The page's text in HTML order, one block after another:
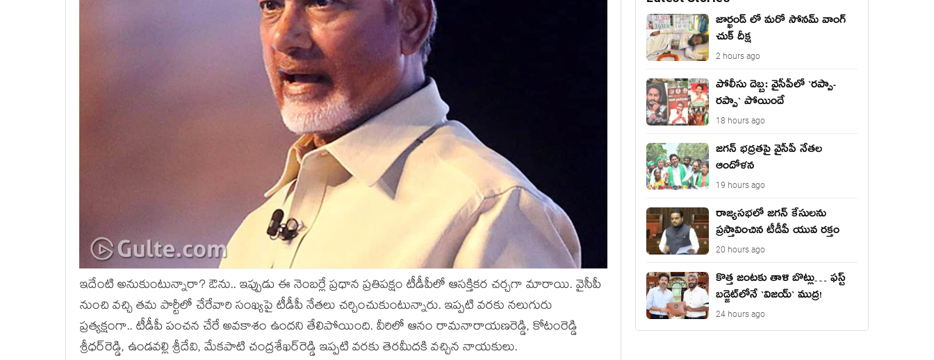
ఇదేంటి అనుకుంటున్నారా? ఔను.. ఇప్పుడు ఈ నెంబ‌ర్లే ప్ర‌ధాన ప్ర‌తిప‌క్షం టీడీపీలో ఆస‌క్తిక‌ర చ‌ర్చ‌గా మారాయి. వైసీపీ
నుంచి వ‌చ్చి త‌మ పార్టీలో చేరేవారి సంఖ్య‌పై టీడీపీ నేత‌లు చ‌ర్చించుకుంటున్నారు. ఇప్ప‌టి వ‌ర‌కు న‌లుగురు
ప్ర‌త్య‌క్షంగా.. టీడీపీ పంచ‌న చేరే అవ‌కాశం ఉంద‌ని తేలిపోయింది. వీరిలో ఆనం రామ‌నారాయ‌ణ‌రెడ్డి, కోటంరెడ్డి
శ్రీధ‌ర్‌రెడ్డి, ఉండ‌వ‌ల్లి శ్రీదేవి, మేక‌పాటి చంద్ర‌శేఖ‌ర్‌రెడ్డి ఇప్ప‌టి వ‌ర‌కు తెర‌మీద‌కి వ‌చ్చిన నాయ‌కులు.
జార్ఖండ్ లో మరో సోనమ్ వాంగ్
చుక్ దీక్ష
2 hours ago
పోలీసు దెబ్బ: వైసీపీలో `ర‌ప్పా-
ర‌ప్పా` పోయిందే
18 hours ago
జ‌గ‌న్ భద్రతపై వైసీపీ నేతల
ఆందోళన
19 hours ago
రాజ్యసభలో జగన్ కేసులను
ప్రస్తావించిన టీడీపీ యువ రక్తం
20 hours ago
కొత్త జంట‌కు తాళి బొట్లు… ఫ‌స్ట్
బ‌డ్జెట్‌లోనే `విజ‌య్` ముద్ర‌!
24 hours ago